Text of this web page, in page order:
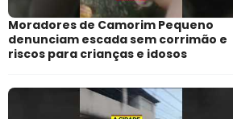
Moradores de Camorim Pequeno
denunciam escada sem corrimão e
riscos para crianças e idosos